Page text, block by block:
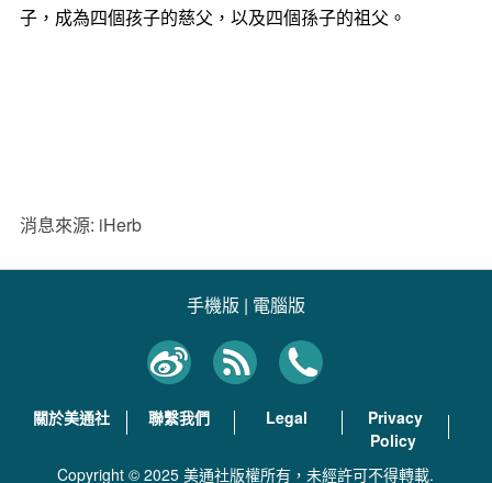
子，成為四個孩子的慈父，以及四個孫子的祖父。
消息來源: iHerb
手機版 | 電腦版
關於美通社 聯繫我們 Legal
Privacy
Policy
Copyright © 2025 美通社版權所有，未經許可不得轉載.